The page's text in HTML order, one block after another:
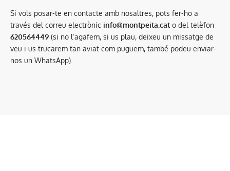
Si vols posar-te en contacte amb nosaltres, pots fer-ho a
través del correu electrònic info@montpeita.cat o del telèfon
620564449 (si no l’agafem, si us plau, deixeu un missatge de
veu i us trucarem tan aviat com puguem, també podeu enviar-
nos un WhatsApp).